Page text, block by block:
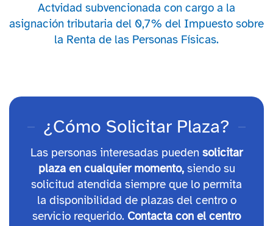
Actvidad subvencionada con cargo a la
asignación tributaria del 0,7% del Impuesto sobre
la Renta de las Personas Físicas.
¿Cómo Solicitar Plaza?
Las personas interesadas pueden solicitar
plaza en cualquier momento,siendo su
solicitud atendida siempre que lo permita
la disponibilidad de plazas del centro o
servicio requerido. Contacta con el centro